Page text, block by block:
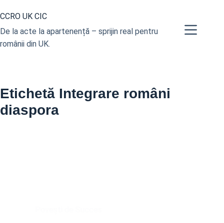
la
conținut
CCRO UK CIC
De la acte la apartenență – sprijin real pentru
românii din UK.
Etichetă Integrare români
diaspora